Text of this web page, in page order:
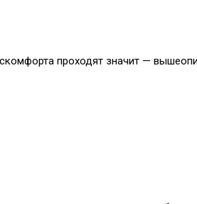
проходят значит —